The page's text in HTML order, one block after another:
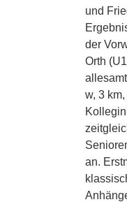
und
der
Orth
w, 3
an.